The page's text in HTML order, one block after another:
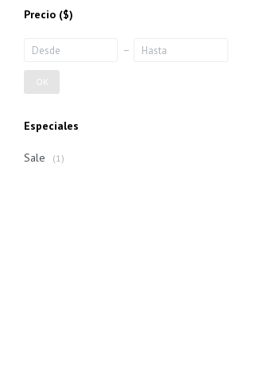
Precio ($)
OK
Especiales
Sale (1)